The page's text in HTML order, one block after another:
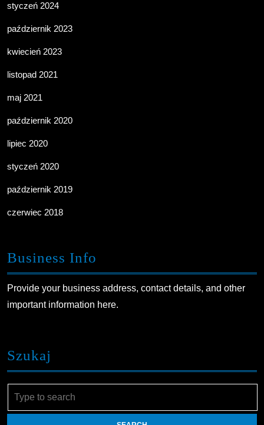
styczeń 2024
październik 2023
kwiecień 2023
listopad 2021
maj 2021
październik 2020
lipiec 2020
styczeń 2020
październik 2019
czerwiec 2018
Business Info
Provide your business address, contact details, and other
important information here.
Szukaj